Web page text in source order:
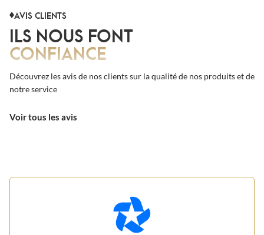
AVIS CLIENTS
ILS NOUS FONT
CONFIANCE
Découvrez les avis de nos clients sur la qualité de nos produits et de
notre service
Voir tous les avis